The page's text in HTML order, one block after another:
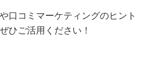
口コミマーケティングのヒント
ひご活用ください！